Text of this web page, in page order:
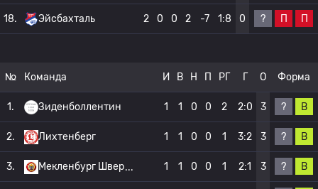
18. Эйсбахталь 2 0 0 2 -7 1:8 0 ? П П
№ Команда И В Н П РГ Г О Форма
1. Зиденболлентин 1 1 0 0 2 2:0 3 ? В
2. Лихтенберг 1 1 0 0 1 3:2 3 ? В
3. Мекленбург Швер 1 1 0 0 1 2:1 3 ? В